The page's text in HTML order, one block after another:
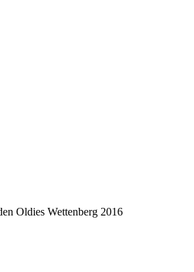
Oldies Wettenberg 2016